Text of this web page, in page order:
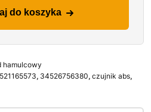
do koszyka
hamulcowy
, 34526756380, czujnik abs,